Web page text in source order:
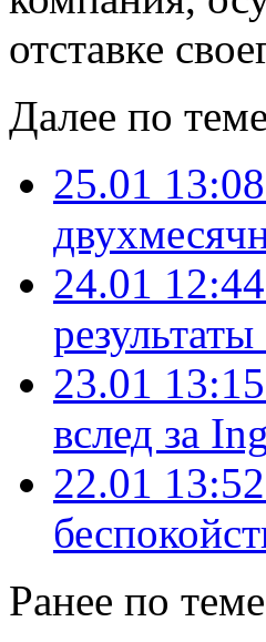
отставке
Далее по теме
25.01 13:08
24.01 12:44
23.01 13:15
вслед за
22.01 13:52
Ранее по теме